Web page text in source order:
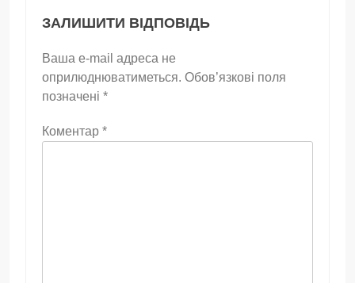
ЗАЛИШИТИ ВІДПОВІДЬ
Ваша e-mail адреса не
оприлюднюватиметься. Обов’язкові поля
позначені *
Коментар *